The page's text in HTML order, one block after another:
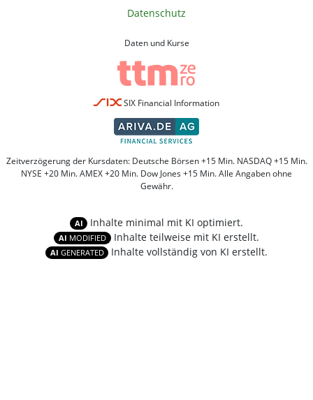
Datenschutz
Daten und Kurse
SIX Financial Information
Zeitverzögerung der Kursdaten: Deutsche Börsen +15 Min. NASDAQ +15 Min.
NYSE +20 Min. AMEX +20 Min. Dow Jones +15 Min. Alle Angaben ohne
Gewähr.
AI Inhalte minimal mit KI optimiert.
AI MODIFIED Inhalte teilweise mit KI erstellt.
AI GENERATED Inhalte vollständig von KI erstellt.